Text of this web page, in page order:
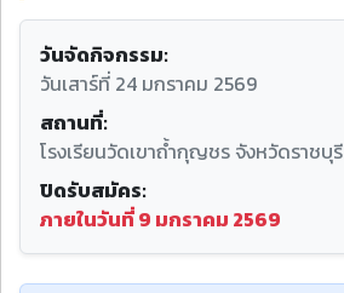
วันจัดกิจกรรม:
วันเสาร์ที่ 24 มกราคม 2569
สถานที่:
โรงเรียนวัดเขาถ้ำกุญชร จังหวัดราชบุรี
ปิดรับสมัคร:
ภายในวันที่ 9 มกราคม 2569